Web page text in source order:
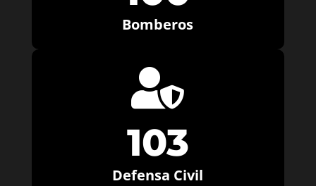
Bomberos

103
Defensa Civil